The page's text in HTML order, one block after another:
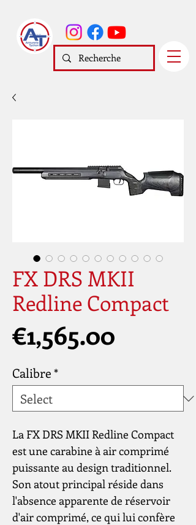
FX DRS MKII
Redline Compact
€1,565.00
Calibre*
La FX DRS MKII Redline Compact
est une carabine à air comprimé
puissante au design traditionnel.
Son atout principal réside dans
l'absence apparente de réservoir
d'air comprimé, ce qui lui confère